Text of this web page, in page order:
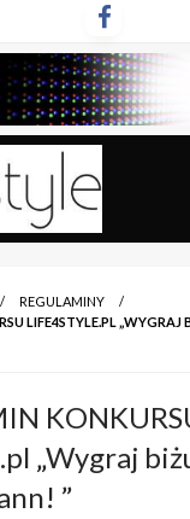
REGULAMINY
LIFE4STYLE.PL „WYGRAJ
„Wygraj
”